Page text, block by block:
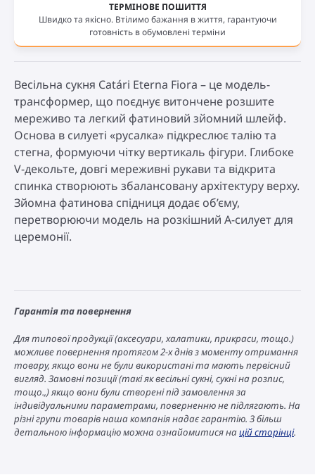
ТЕРМІНОВЕ ПОШИТТЯ
Швидко та якісно. Втілимо бажання в життя, гарантуючи
готовність в обумовлені терміни
Весільна сукня Catári Eterna Fiora – це модель-
трансформер, що поєднує витончене розшите
мереживо та легкий фатиновий зйомний шлейф.
Основа в силуеті «русалка» підкреслює талію та
стегна, формуючи чітку вертикаль фігури. Глибоке
V-декольте, довгі мереживні рукави та відкрита
спинка створюють збалансовану архітектуру верху.
Зйомна фатинова спідниця додає об’єму,
перетворюючи модель на розкішний А-силует для
церемонії.
Гарантія та повернення
Для типової продукції (аксесуари, халатики, прикраси, тощо.)
можливе повернення протягом 2-х днів з моменту отримання
товару, якщо вони не були використані та мають первісний
вигляд. Замовні позиції (такі як весільні сукні, сукні на розпис,
тощо.,) якщо вони були створені під замовлення за
індивідуальними параметрами, поверненню не підлягають. На
різні групи товарів наша компанія надає гарантію. З більш
детальною інформацію можна ознайомитися націй сторінці.